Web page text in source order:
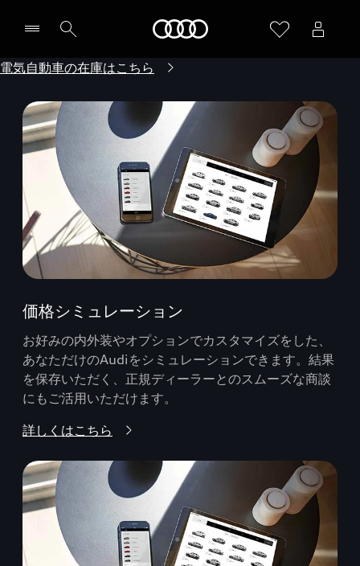
電気自動車の在庫はこちら
価格シミュレーション
お好みの内外装やオプションでカスタマイズをした、
あなただけのAudiをシミュレーションできます。結果
を保存いただく、正規ディーラーとのスムーズな商談
にもご活用いただけます。
詳しくはこちら